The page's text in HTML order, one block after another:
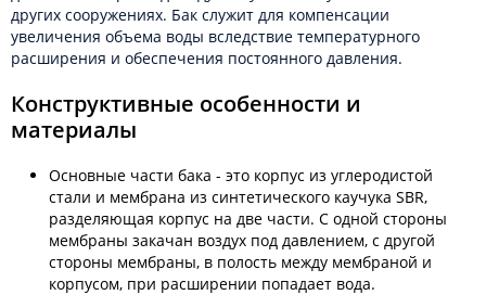
других сооружениях. Бак служит для компенсации
увеличения объема воды вследствие температурного
расширения и обеспечения постоянного давления.
Конструктивные особенности и
материалы
Основные части бака - это корпус из углеродистой
стали и мембрана из синтетического каучука SBR,
разделяющая корпус на две части. С одной стороны
мембраны закачан воздух под давлением, с другой
стороны мембраны, в полость между мембраной и
корпусом, при расширении попадает вода.